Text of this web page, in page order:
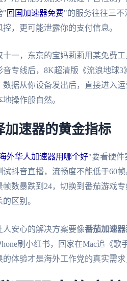
"回国加速器免费"的服务往往三
控，更可能泄露你的支付信息。
十一，东京的宝妈莉莉用某免费
音专线后，8K超清版《流浪地球
数据从你设备发出后，直接进入
操作般自然。
加速器的黄金指标
外华人加速器用哪个好"要看硬件
试抖音直播，流畅度不能低于60
帧数暴跌到24，切换到番茄游戏
区别。
人安心的解决方案要像番茄加速器
刷小红书，回家在Mac追《
的体验才是海外工作党的真实需